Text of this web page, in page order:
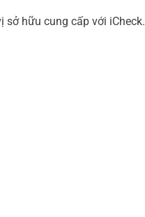
hữu cung cấp với iCheck.